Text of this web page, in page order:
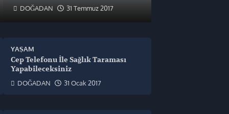
DOĞADAN 31 Temmuz 2017
YAŞAM
Cep Telefonu İle Sağlık Taraması
Yapabileceksiniz
DOĞADAN 31 Ocak 2017